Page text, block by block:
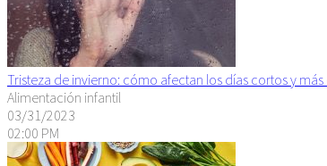
Tristeza de invierno: cómo afectan los días cortos y
Alimentación infantil
03/31/2023
02:00 PM